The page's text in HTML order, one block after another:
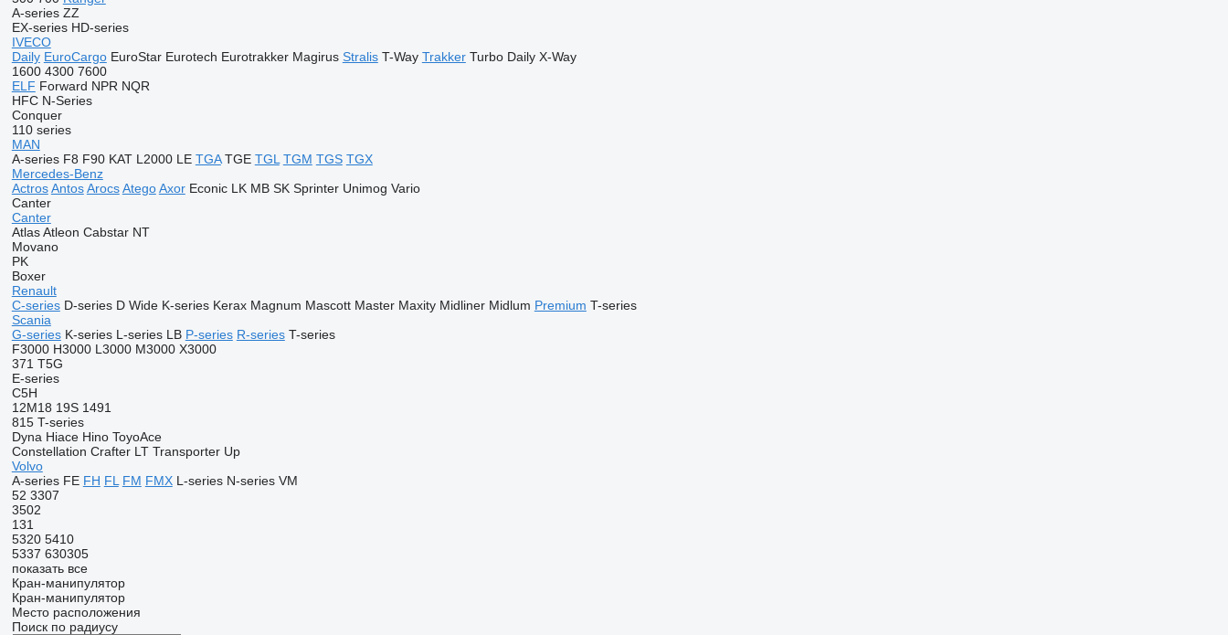
A-series ZZ
EX-series HD-series
IVECO
Daily EuroCargo EuroStar Eurotech Eurotrakker Magirus Stralis T-Way Trakker Turbo Daily X-Way
1600 4300 7600
ELF Forward NPR NQR
HFC N-Series
Conquer
110 series
MAN
A-series F8 F90 KAT L2000 LE TGA TGE TGL TGM TGS TGX
Mercedes-Benz
Actros Antos Arocs Atego Axor Econic LK MB SK Sprinter Unimog Vario
Canter
Canter
Atlas Atleon Cabstar NT
Movano
PK
Boxer
Renault
C-series D-series D Wide K-series Kerax Magnum Mascott Master Maxity Midliner Midlum Premium T-series
Scania
G-series K-series L-series LB P-series R-series T-series
F3000 H3000 L3000 M3000 X3000
371 T5G
E-series
C5H
12M18 19S 1491
815 T-series
Dyna Hiace Hino ToyoAce
Constellation Crafter LT Transporter Up
Volvo
A-series FE FH FL FM FMX L-series N-series VM
52 3307
3502
131
5320 5410
5337 630305
показать все
Кран-манипулятор
Кран-манипулятор
Место расположения
Поиск по радиусу